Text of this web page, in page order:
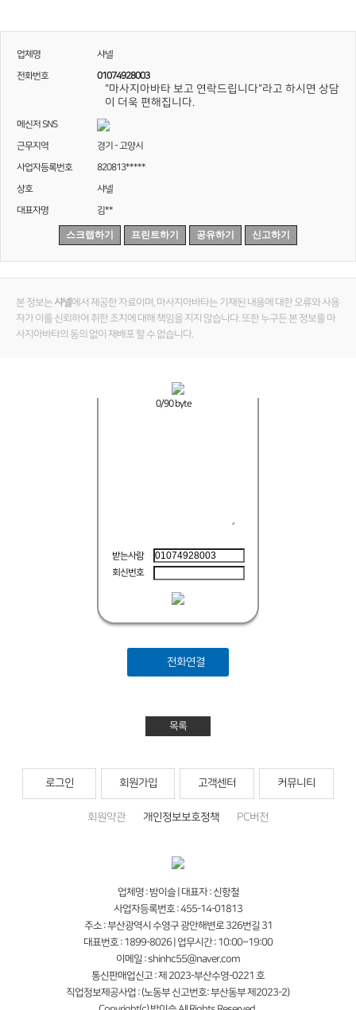
업체명
샤넬
전화번호
01074928003
"마사지아바타 보고 연락드립니다"라고 하시면 상담
이 더욱 편해집니다.
메신저 SNS
근무지역
경기 - 고양시
사업자등록번호
820813*****
상호
샤넬
대표자명
김**
스크랩하기 프린트하기 공유하기 신고하기
본 정보는샤넬에서 제공한 자료이며, 마사지아바타는 기재된 내용에 대한 오류와 사용
자가 이를 신뢰하여 취한 조치에 대해 책임을 지지 않습니다. 또한 누구든 본 정보를 마
사지아바타의 동의 없이 재배포 할 수 없습니다.
0/90 byte
받는사람
회신번호
전화연결
목록
로그인 회원가입 고객센터 커뮤니티
회원약관 개인정보보호정책 PC버전
업체명 : 밤이슬 | 대표자 : 신항철
사업자등록번호 : 455-14-01813
주소 : 부산광역시 수영구 광안해변로 326번길 31
대표번호 : 1899-8026 | 업무시간 : 10:00~19:00
이메일 : shinhc55@naver.com
통신판매업신고 : 제 2023-부산수영-0221 호
직업정보제공사업 : (노동부 신고번호: 부산동부 제2023-2)